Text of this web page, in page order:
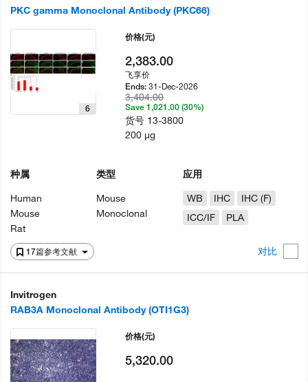
PKC gamma Monoclonal Antibody (PKC66)
17篇参考文献 对比
6
种属
Human
Mouse
Rat
类型
Mouse
Monoclonal
应用
WB
IHC
IHC (F)
ICC/IF
PLA
价格(元)
2,383.00
飞享价
Ends:31-Dec-2026
3,404.00
Save 1,021.00 (30%)
货号 13-3800
200 µg
Invitrogen
RAB3A Monoclonal Antibody (OTI1G3)
价格(元)
5,320.00